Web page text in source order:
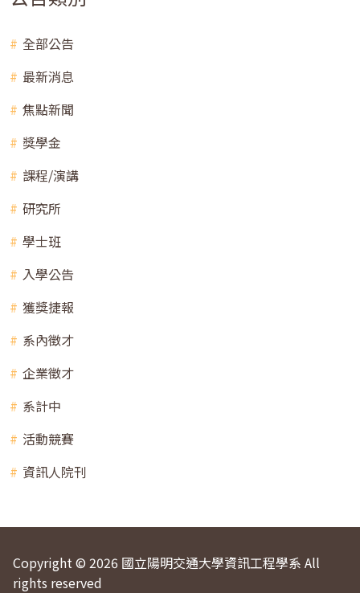
全部公告
最新消息
焦點新聞
獎學金
課程/演講
研究所
學士班
入學公告
獲獎捷報
系內徵才
企業徵才
系計中
活動競賽
資訊人院刊
Copyright © 2026 國立陽明交通大學資訊工程學系 All
rights reserved